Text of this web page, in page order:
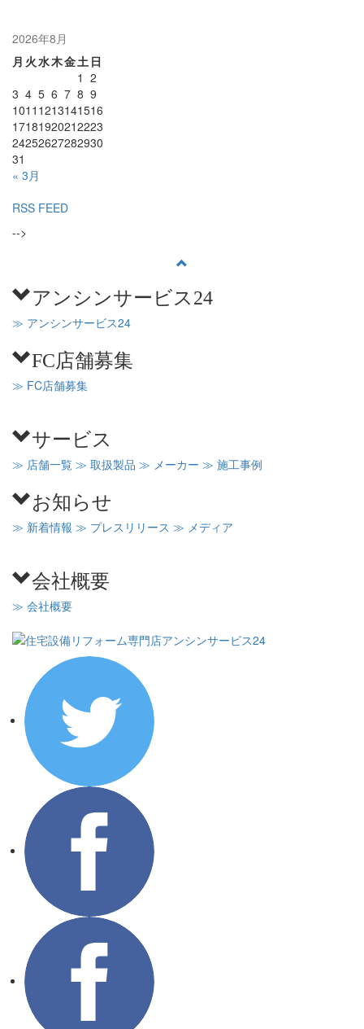
2026年8月
月 火水木金土 日
1 2
3 4 5 6 7 8 9
1011 1213141516
17181920212223
24252627282930
31
« 3月
RSS FEED
-->
アンシンサービス24
≫ アンシンサービス24
FC店舗募集
≫ FC店舗募集
サービス
≫ 店舗一覧 ≫ 取扱製品 ≫ メーカー ≫ 施工事例
お知らせ
≫ 新着情報 ≫ プレスリリース ≫ メディア
会社概要
≫ 会社概要